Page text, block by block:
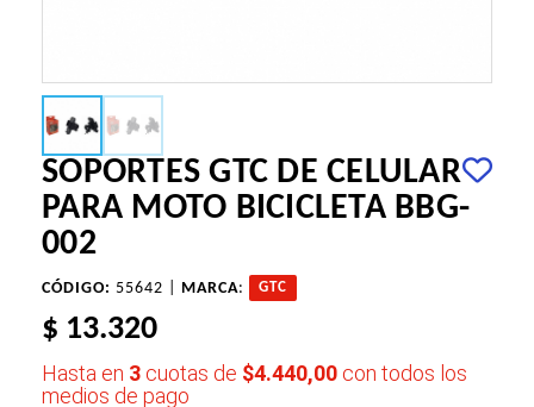
SOPORTES GTC DE CELULAR
PARA MOTO BICICLETA BBG-
002
CÓDIGO: 55642 | MARCA: GTC
$ 13.320
Hasta en 3 cuotas de $4.440,00 con todos los
medios de pago